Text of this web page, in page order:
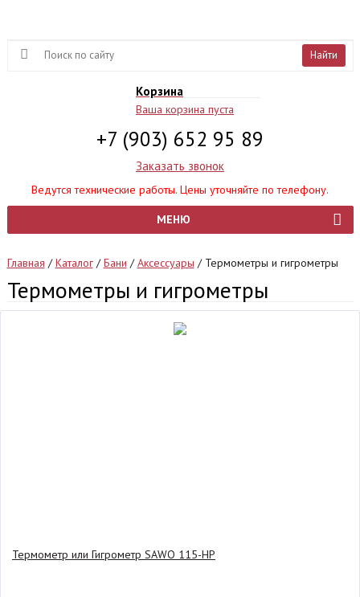
Найти
Корзина
Ваша корзина пуста
+7 (903) 652 95 89
Заказать звонок
Ведутся технические работы. Цены уточняйте по телефону.
МЕНЮ
Главная /Каталог/Бани /Аксессуары / Термометры и гигрометры
Термометры и гигрометры
Термометр или Гигрометр SAWO 115-HP